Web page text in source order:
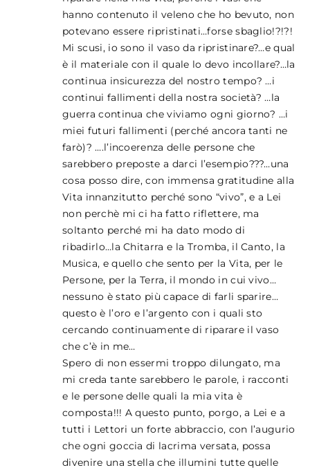
hanno contenuto il veleno che ho bevuto, non
potevano essere ripristinati…forse sbaglio!?!?!
Mi scusi, io sono il vaso da ripristinare?…e qual
è il materiale con il quale lo devo incollare?…la
continua insicurezza del nostro tempo? …i
continui fallimenti della nostra società? …la
guerra continua che viviamo ogni giorno? …i
miei futuri fallimenti (perché ancora tanti ne
farò)? ….l’incoerenza delle persone che
sarebbero preposte a darci l’esempio???…una
cosa posso dire, con immensa gratitudine alla
Vita innanzitutto perché sono “vivo”, e a Lei
non perchè mi ci ha fatto riflettere, ma
soltanto perché mi ha dato modo di
ribadirlo…la Chitarra e la Tromba, il Canto, la
Musica, e quello che sento per la Vita, per le
Persone, per la Terra, il mondo in cui vivo…
nessuno è stato più capace di farli sparire…
questo è l’oro e l’argento con i quali sto
cercando continuamente di riparare il vaso
che c’è in me…
Spero di non essermi troppo dilungato, ma
mi creda tante sarebbero le parole, i racconti
e le persone delle quali la mia vita è
composta!!! A questo punto, porgo, a Lei e a
tutti i Lettori un forte abbraccio, con l’augurio
che ogni goccia di lacrima versata, possa
divenire una stella che illumini tutte quelle